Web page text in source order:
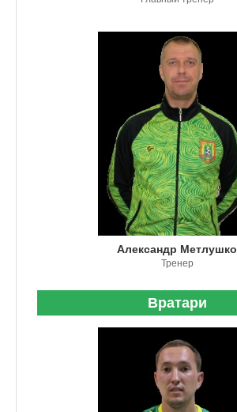
Александр Метлушко
Тренер
Вратари